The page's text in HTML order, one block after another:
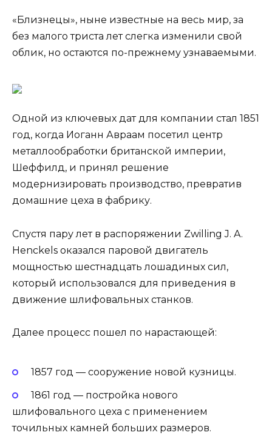
«Близнецы», ныне известные на весь мир, за
без малого триста лет слегка изменили свой
облик, но остаются по-прежнему узнаваемыми.
Одной из ключевых дат для компании стал 1851
год, когда Иоганн Авраам посетил центр
металлообработки британской империи,
Шеффилд, и принял решение
модернизировать производство, превратив
домашние цеха в фабрику.
Спустя пару лет в распоряжении Zwilling J. A.
Henckels оказался паровой двигатель
мощностью шестнадцать лошадиных сил,
который использовался для приведения в
движение шлифовальных станков.
Далее процесс пошел по нарастающей:
1857 год — сооружение новой кузницы.
1861 год — постройка нового
шлифовального цеха с применением
точильных камней больших размеров.